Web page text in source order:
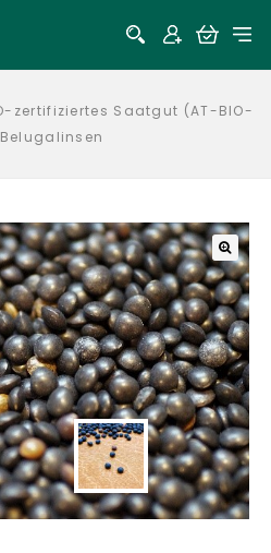
zertifiziertes Saatgut (AT-BIO-
Belugalinsen
🔍